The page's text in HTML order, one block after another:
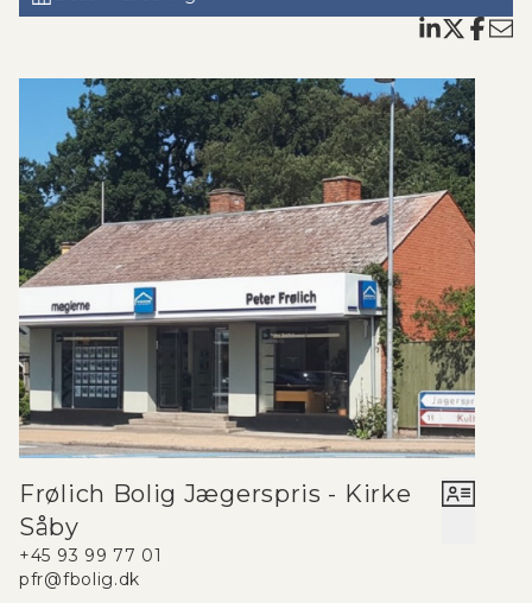
butikker og bowlingbane.
Frølich Bolig Jægerspris - Kirke
Såby
+45 93 99 77 01
pfr@fbolig.dk